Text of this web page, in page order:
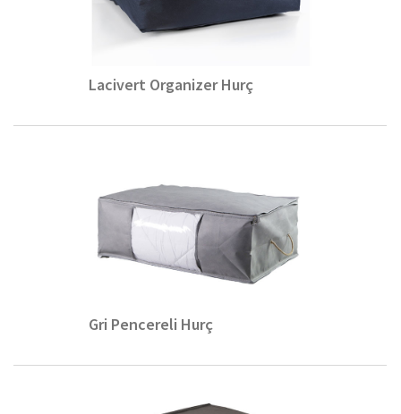
Lacivert Organizer Hurç
Gri Pencereli Hurç